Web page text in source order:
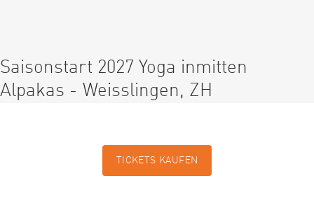
Saisonstart 2027 Yoga inmitten
Alpakas - Weisslingen, ZH
TICKETS KAUFEN